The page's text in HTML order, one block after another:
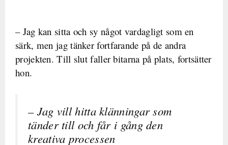
– Jag kan sitta och sy något vardagligt som en
särk, men jag tänker fortfarande på de andra
projekten. Till slut faller bitarna på plats, fortsätter
hon.
– Jag vill hitta klänningar som
tänder till och får i gång den
kreativa processen